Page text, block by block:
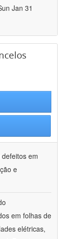
Jan 31
em
e
em folhas de
elétricas,